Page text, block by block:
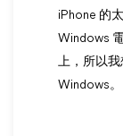
iPhone 的
Windows
上，所以
Windows。